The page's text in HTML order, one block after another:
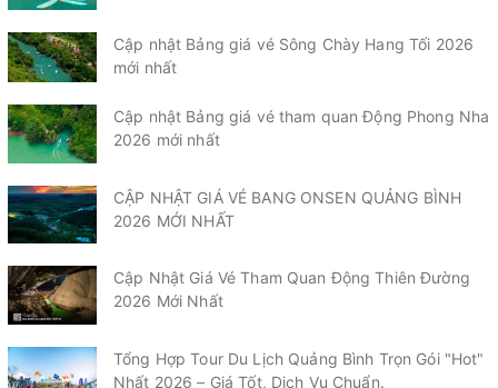
Cập nhật Bảng giá vé Sông Chày Hang Tối 2026
mới nhất
Cập nhật Bảng giá vé tham quan Động Phong Nha
2026 mới nhất
CẬP NHẬT GIÁ VÉ BANG ONSEN QUẢNG BÌNH
2026 MỚI NHẤT
Cập Nhật Giá Vé Tham Quan Động Thiên Đường
2026 Mới Nhất
Tổng Hợp Tour Du Lịch Quảng Bình Trọn Gói "Hot"
Nhất 2026 – Giá Tốt, Dịch Vụ Chuẩn.